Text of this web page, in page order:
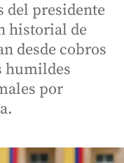
del presidente
historial de
desde cobros
humildes
por